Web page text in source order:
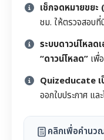
เช็กจดหมายขย
ชม. ให้ตรวจสอบที่
ระบบดาวน์โหลด
“ดาวน์โหลด” เพื่
Quizeducate เ
ออกใบประกาศ แล
คลิกเพื่อคำนว